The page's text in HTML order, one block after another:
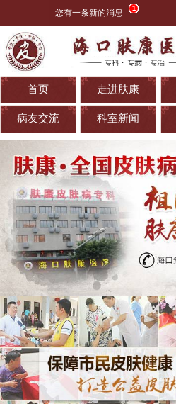
您有一条新的消息
首页 走进肤康
病友交流 科室新闻